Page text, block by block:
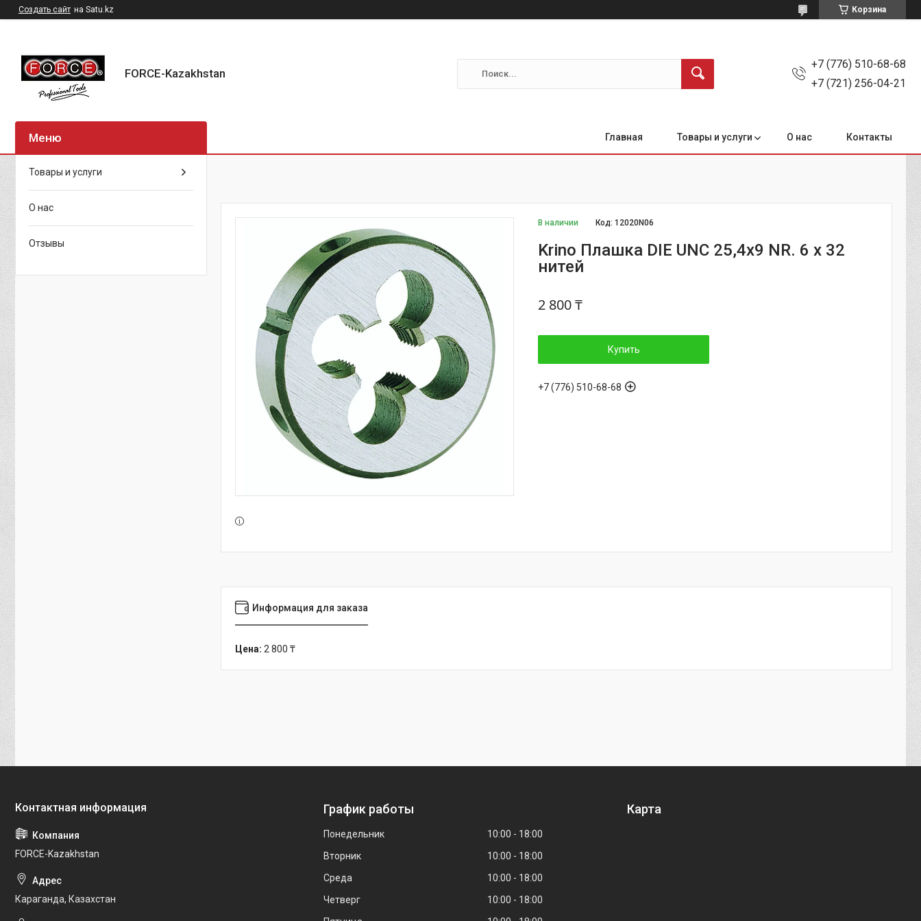
Создать сайт на Satu.kz Корзина
FORCE-Kazakhstan
+7 (776) 510-68-68
+7 (721) 256-04-21
Главная Товары и услуги О нас Контакты
В наличии Код:12020N06
Krino Плашка DIE UNC 25,4х9 NR. 6 х 32
нитей
2 800 ₸
Купить
+7 (776) 510-68-68
Информация для заказа
Цена: 2 800 ₸
Товары и услуги
О нас
Отзывы
FORCE-Kazakhstan
Караганда, Казахстан
График работы
Понедельник 10:00
18:00
Вторник
10:00
18:00
Среда
10:00
18:00
Четверг
10:00
18:00
Карта